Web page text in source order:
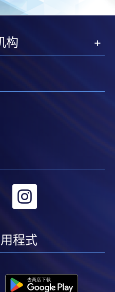
构
转
程式